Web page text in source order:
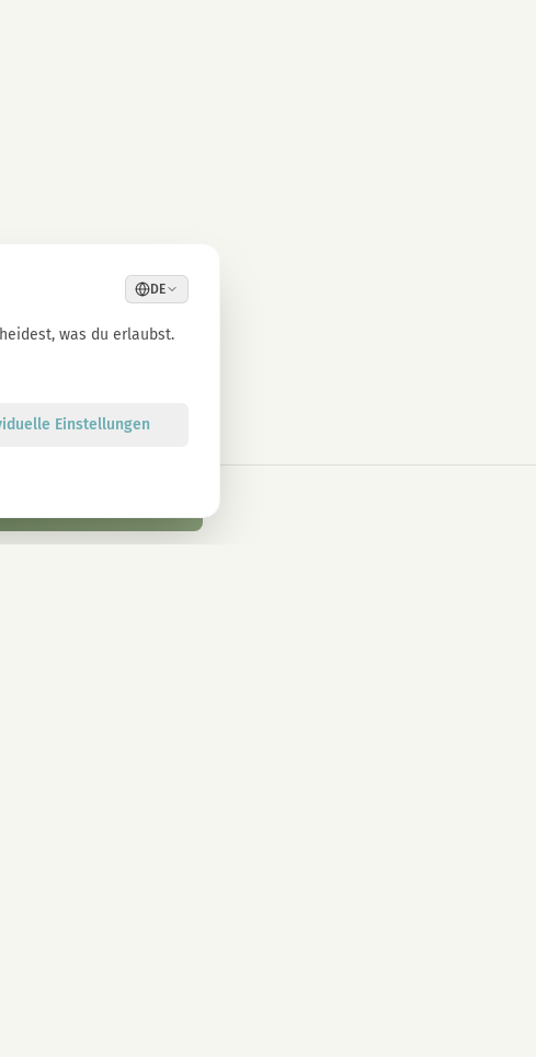
DE
was du erlaubst.
Einstellungen